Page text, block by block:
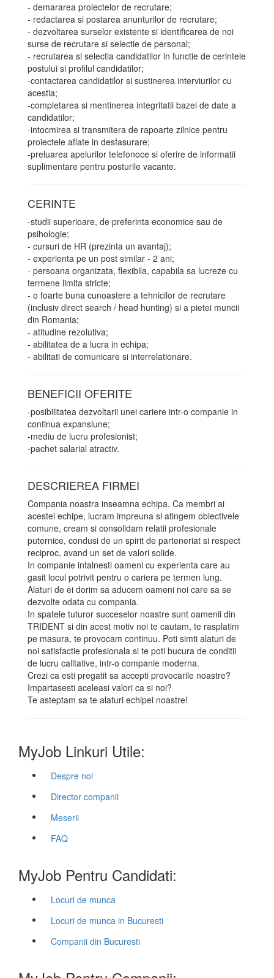
- demararea proiectelor de recrutare;
- redactarea si postarea anunturilor de recrutare;
- dezvoltarea surselor existente si identificarea de noi
surse de recrutare si selectie de personal;
- recrutarea si selectia candidatilor in functie de cerintele
postului si profilul candidatilor;
-contactarea candidatilor si sustinerea interviurilor cu
acestia;
-completarea si mentinerea integritatii bazei de date a
candidatilor;
-intocmirea si transmitera de rapoarte zilnice pentru
proiectele aflate in desfasurare;
-preluarea apelurilor telefonoce si oferire de informatii
suplimentare pentru posturile vacante.
CERINTE
-studii superioare, de preferinta economice sau de
psihologie;
- cursuri de HR (prezinta un avantaj);
- experienta pe un post similar - 2 ani;
- persoana organizata, flexibila, capabila sa lucreze cu
termene limita stricte;
- o foarte buna cunoastere a tehnicilor de recrutare
(inclusiv direct search / head hunting) si a pietei muncii
din Romania;
- atitudine rezolutiva;
- abilitatea de a lucra in echipa;
- abilitati de comunicare si interrelationare.
BENEFICII OFERITE
-posibilitatea dezvoltarii unei cariere intr-o companie in
continua expansiune;
-mediu de lucru profesionist;
-pachet salarial atractiv.
DESCRIEREA FIRMEI
Compania noastra inseamna echipa. Ca membri ai
acestei echipe, lucram impreuna si atingem obiectivele
comune, cream si consolidam relatii profesionale
puternice, condusi de un spirit de parteneriat si respect
reciproc, avand un set de valori solide.
In companie intalnesti oameni cu experienta care au
gasit locul potrivit pentru o cariera pe termen lung.
Alaturi de ei dorim sa aducem oameni noi care sa se
dezvolte odata cu compania.
In spatele tuturor succeselor noastre sunt oamenii din
TRIDENT si din acest motiv noi te cautam, te rasplatim
pe masura, te provocam continuu. Poti simti alaturi de
noi satisfactie profesionala si te poti bucura de conditii
de lucru calitative, intr-o companie moderna.
Crezi ca esti pregatit sa accepti provocarile noastre?
Impartasesti aceleasi valori ca si noi?
Te asteptam sa te alaturi echipei noastre!
MyJob Linkuri Utile:
Despre noi
Director companii
Meserii
FAQ
MyJob Pentru Candidati:
Locuri de munca
Locuri de munca in Bucuresti
Companii din Bucuresti